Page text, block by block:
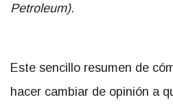
Petroleum).
Este sencillo resumen de
hacer cambiar de opinión a